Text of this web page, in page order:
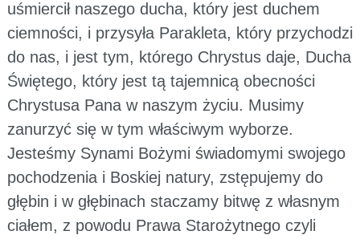
uśmiercił naszego ducha, który jest duchem
ciemności, i przysyła Parakleta, który przychodzi
do nas, i jest tym, którego Chrystus daje, Ducha
Świętego, który jest tą tajemnicą obecności
Chrystusa Pana w naszym życiu. Musimy
zanurzyć się w tym właściwym wyborze.
Jesteśmy Synami Bożymi świadomymi swojego
pochodzenia i Boskiej natury, zstępujemy do
głębin i w głębinach staczamy bitwę z własnym
ciałem, z powodu Prawa Starożytnego czyli